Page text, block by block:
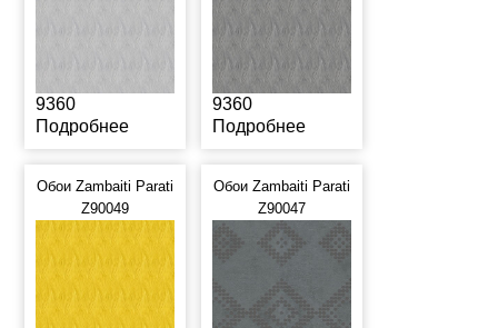
9360
Подробнее
9360
Подробнее
Обои Zambaiti Parati
Z90049
Обои Zambaiti Parati
Z90047